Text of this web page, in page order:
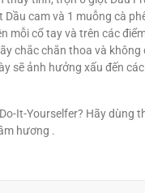
Dầu cam và 1 muỗng cà
mỗi cổ tay và trên các
chắc chắn thoa và không
sẽ ảnh hưởng xấu đến
It-Yourselfer? Hãy dùng
hương .